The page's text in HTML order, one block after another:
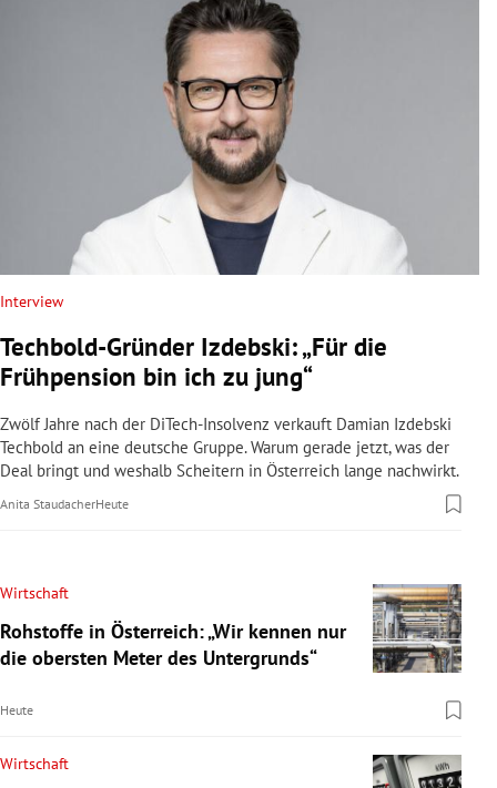
Interview
Techbold-Gründer Izdebski: „Für die
Frühpension bin ich zu jung“
Zwölf Jahre nach der DiTech-Insolvenz verkauft Damian Izdebski
Techbold an eine deutsche Gruppe. Warum gerade jetzt, was der
Deal bringt und weshalb Scheitern in Österreich lange nachwirkt.
Anita StaudacherHeute
Wirtschaft
Rohstoffe in Österreich: „Wir kennen nur
die obersten Meter des Untergrunds“
Heute
Wirtschaft